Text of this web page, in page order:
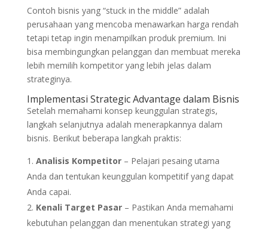
Contoh bisnis yang “stuck in the middle” adalah
perusahaan yang mencoba menawarkan harga rendah
tetapi tetap ingin menampilkan produk premium. Ini
bisa membingungkan pelanggan dan membuat mereka
lebih memilih kompetitor yang lebih jelas dalam
strateginya.
Implementasi Strategic Advantage dalam Bisnis
Setelah memahami konsep keunggulan strategis,
langkah selanjutnya adalah menerapkannya dalam
bisnis. Berikut beberapa langkah praktis:
Analisis Kompetitor– Pelajari pesaing utama
Anda dan tentukan keunggulan kompetitif yang dapat
Anda capai.
Kenali Target Pasar– Pastikan Anda memahami
kebutuhan pelanggan dan menentukan strategi yang